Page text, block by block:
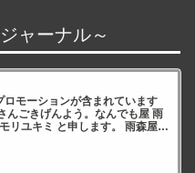
ャーナル～
ロモーションが含まれています
んごきげんよう。なんでも屋 雨
リユキミ と申します。 雨森屋店